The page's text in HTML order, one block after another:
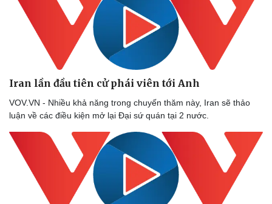
Iran lần đầu tiên cử phái viên tới Anh
VOV.VN - Nhiều khả năng trong chuyến thăm này, Iran sẽ thảo
luận về các điều kiện mở lại Đại sứ quán tại 2 nước.